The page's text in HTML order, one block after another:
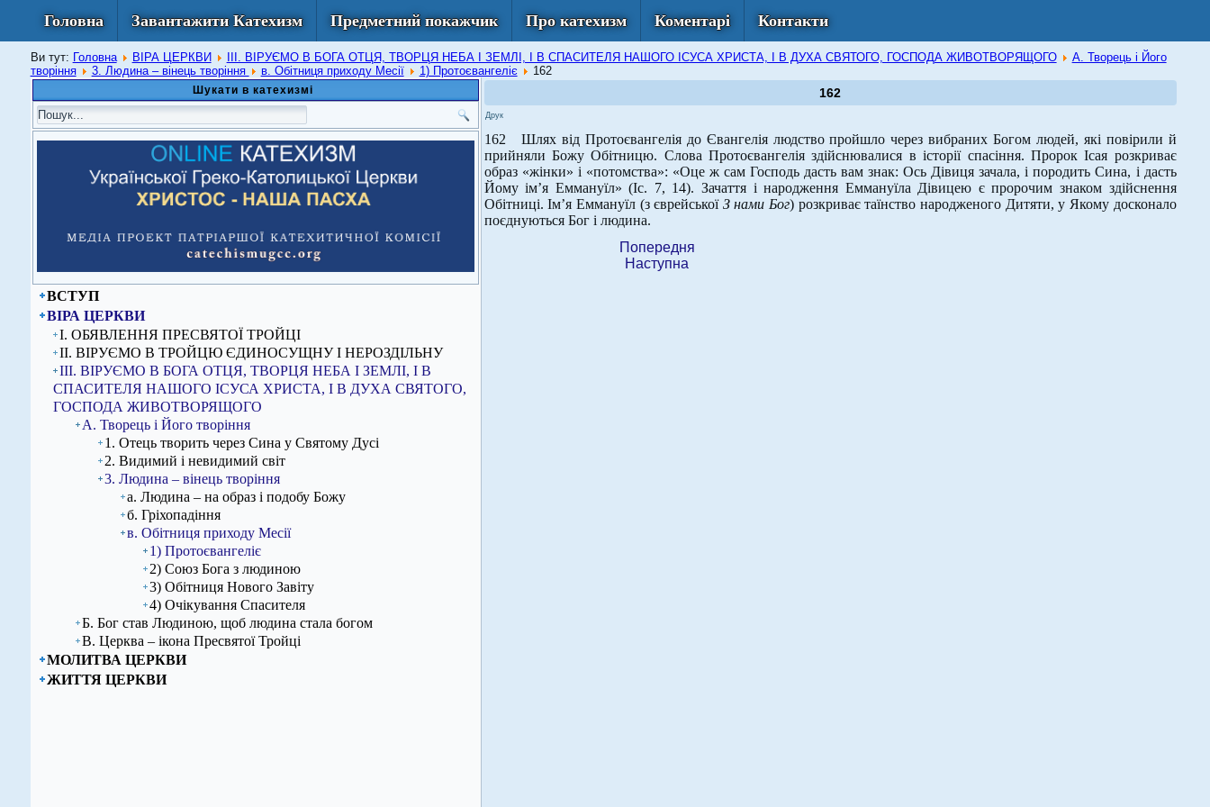
Головна Завантажити Катехизм Предметний покажчик Про катехизм Коментарі Контакти
Ви тут: Головна ВІРА ЦЕРКВИ ІІІ. ВІРУЄМО В БОГА ОТЦЯ, ТВОРЦЯ НЕБА І ЗЕМЛІ, І В СПАСИТЕЛЯ НАШОГО ІСУСА ХРИСТА, І В ДУХА СВЯТОГО, ГОСПОДА ЖИВОТВОРЯЩОГО
А. Творець і Його
творіння
3. Людина – вінець творіння в. Обітниця приходу Месії 1) Протоєвангеліє 162
Шукати в катехизмі
ВСТУП
ВІРА ЦЕРКВИ
I. ОБЯВЛЕННЯ ПРЕСВЯТОЇ ТРОЙЦІ
ІІ. ВІРУЄМО В ТРОЙЦЮ ЄДИНОСУЩНУ І НЕРОЗДІЛЬНУ
ІІІ. ВІРУЄМО В БОГА ОТЦЯ, ТВОРЦЯ НЕБА І ЗЕМЛІ, І В
СПАСИТЕЛЯ НАШОГО ІСУСА ХРИСТА, І В ДУХА СВЯТОГО,
ГОСПОДА ЖИВОТВОРЯЩОГО
А. Творець і Його творіння
1. Отець творить через Сина у Святому Дусі
2. Видимий і невидимий світ
3. Людина – вінець творіння
а. Людина – на образ і подобу Божу
б. Гріхопадіння
в. Обітниця приходу Месії
1) Протоєвангеліє
2) Союз Бога з людиною
3) Обітниця Нового Завіту
4) Очікування Спасителя
Б. Бог став Людиною, щоб людина стала богом
В. Церква – ікона Пресвятої Тройці
МОЛИТВА ЦЕРКВИ
ЖИТТЯ ЦЕРКВИ
162
Друк
162 Шлях від Протоєвангелія до Євангелія людство пройшло через вибраних Богом людей, які повірили й
прийняли Божу Обітницю. Слова Протоєвангелія здійснювалися в історії спасіння. Пророк Ісая розкриває
образ «жінки» і «потомства»: «Оце ж сам Господь дасть вам знак: Ось Дівиця зачала, і породить Сина, і дасть
Йому ім’я Еммануїл» (Іс. 7, 14). Зачаття і народження Еммануїла Дівицею є пророчим знаком здійснення
Обітниці. Ім’я Еммануїл (з єврейської З нами Бог) розкриває таїнство народженого Дитяти, у Якому досконало
поєднуються Бог і людина.
Попередня
Наступна